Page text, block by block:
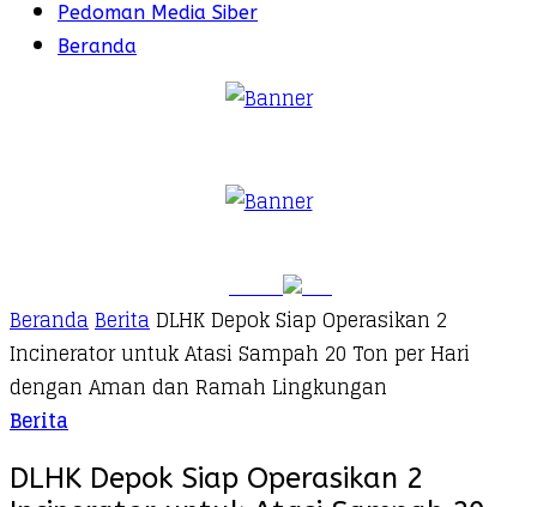
Pedoman Media Siber
Beranda
BerandaBeritaDLHK Depok Siap Operasikan 2
Incinerator untuk Atasi Sampah 20 Ton per Hari
dengan Aman dan Ramah Lingkungan
Berita
DLHK Depok Siap Operasikan 2